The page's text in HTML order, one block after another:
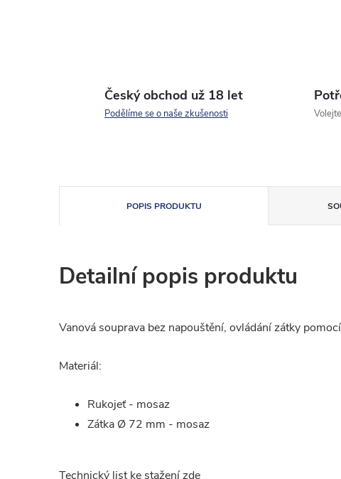
Český obchod už 18 let
Podělíme se o naše zkušenosti
POPIS PRODUKTU
Detailní popis produktu
Vanová souprava bez napouštění, ovládání zátky
Materiál:
Rukojeť - mosaz
Zátka Ø 72 mm - mosaz
Technický list ke stažení zde